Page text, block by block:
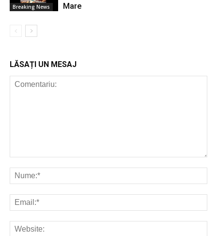
Breaking News
Mare
LĂSAȚI UN MESAJ